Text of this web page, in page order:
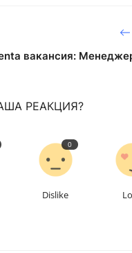
вакансия:
РЕАКЦИЯ?
0
Dislike